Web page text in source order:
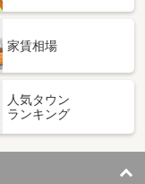
家賃相場
人気タウン
ランキング